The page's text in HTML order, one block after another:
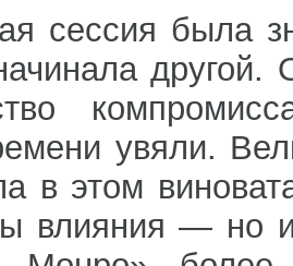
сессия была
другой.
увяли.
в этом
влияния — но